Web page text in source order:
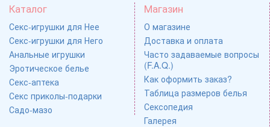
Каталог
Секс-игрушки для Нее
Секс-игрушки для Него
Анальные игрушки
Эротическое белье
Секс-аптека
Секс приколы-подарки
Садо-мазо
Магазин
О магазине
Доставка и оплата
Часто задаваемые вопросы
(F.A.Q.)
Как оформить заказ?
Таблица размеров белья
Сексопедия
Галерея